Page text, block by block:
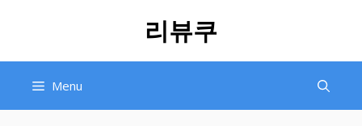
리뷰쿠
Menu